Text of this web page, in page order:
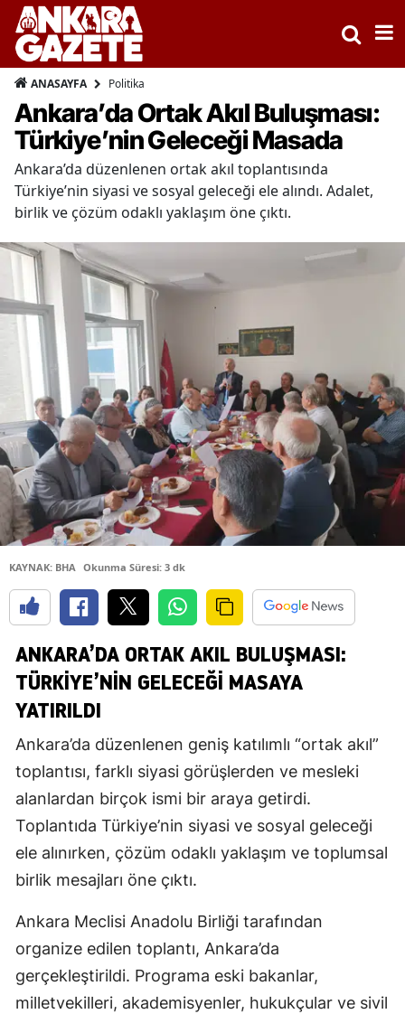
ANASAYFA Politika
Ankara’da Ortak Akıl Buluşması:
Türkiye’nin Geleceği Masada
Ankara’da düzenlenen ortak akıl toplantısında
Türkiye’nin siyasi ve sosyal geleceği ele alındı. Adalet,
birlik ve çözüm odaklı yaklaşım öne çıktı.
KAYNAK: BHA Okunma Süresi: 3 dk
ANKARA’DA ORTAK AKIL BULUŞMASI:
TÜRKIYE’NIN GELECEĞI MASAYA
YATIRILDI
Ankara’da düzenlenen geniş katılımlı “ortak akıl”
toplantısı, farklı siyasi görüşlerden ve mesleki
alanlardan birçok ismi bir araya getirdi.
Toplantıda Türkiye’nin siyasi ve sosyal geleceği
ele alınırken, çözüm odaklı yaklaşım ve toplumsal
birlik mesajları öne çıktı.
Ankara Meclisi Anadolu Birliği tarafından
organize edilen toplantı, Ankara’da
gerçekleştirildi. Programa eski bakanlar,
milletvekilleri, akademisyenler, hukukçular ve sivil